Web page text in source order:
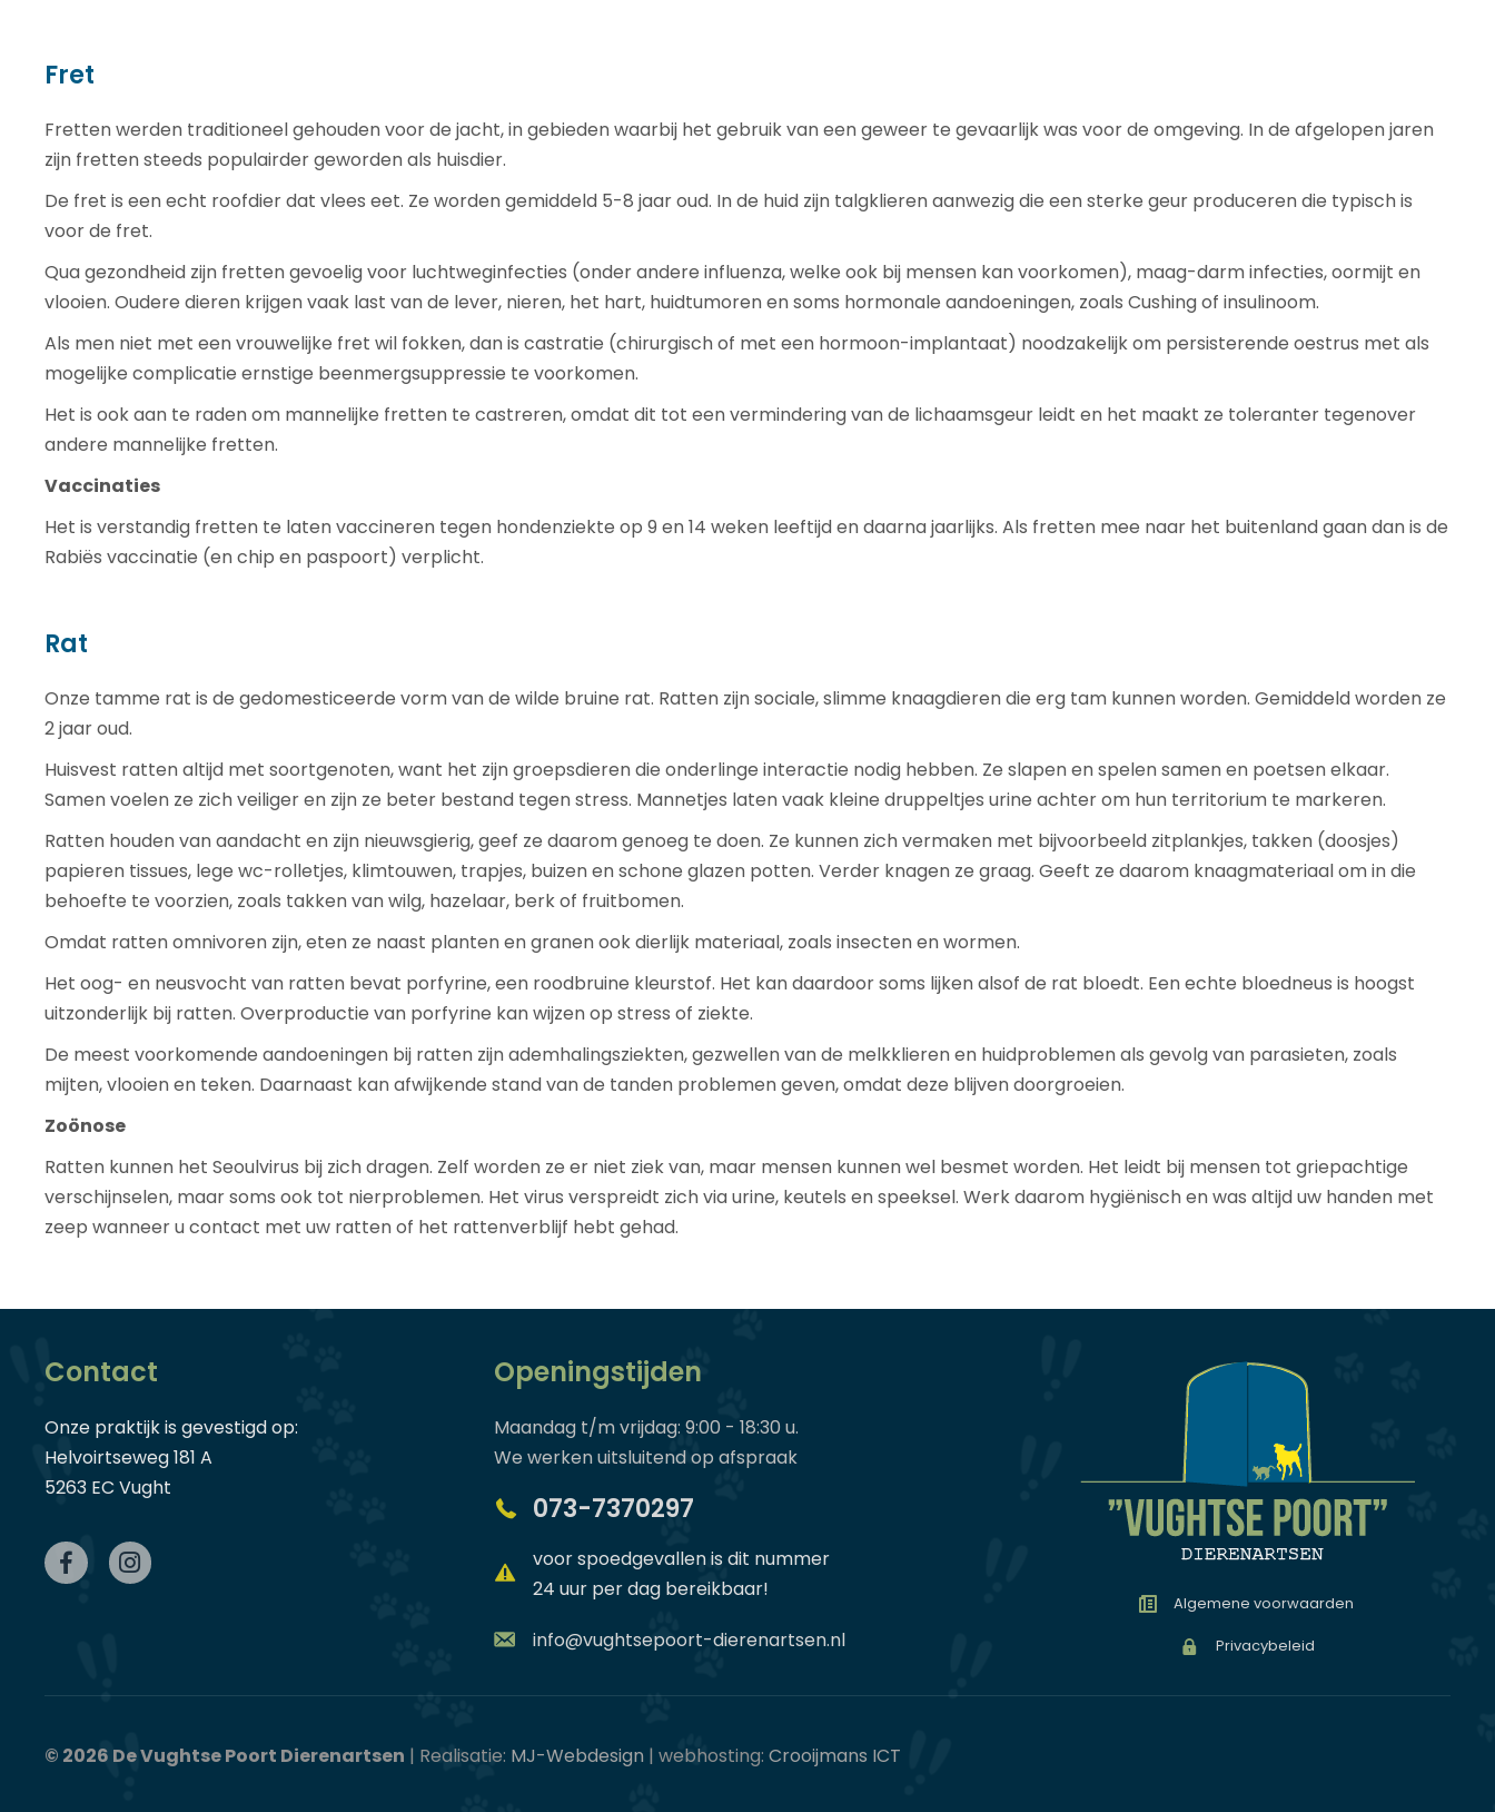
Fret
Fretten werden traditioneel gehouden voor de jacht, in gebieden waarbij het gebruik van een geweer te gevaarlijk was voor de omgeving. In de afgelopen jaren
zijn fretten steeds populairder geworden als huisdier.
De fret is een echt roofdier dat vlees eet. Ze worden gemiddeld 5-8 jaar oud. In de huid zijn talgklieren aanwezig die een sterke geur produceren die typisch is
voor de fret.
Qua gezondheid zijn fretten gevoelig voor luchtweginfecties (onder andere influenza, welke ook bij mensen kan voorkomen), maag-darm infecties, oormijt en
vlooien. Oudere dieren krijgen vaak last van de lever, nieren, het hart, huidtumoren en soms hormonale aandoeningen, zoals Cushing of insulinoom.
Als men niet met een vrouwelijke fret wil fokken, dan is castratie (chirurgisch of met een hormoon-implantaat) noodzakelijk om persisterende oestrus met als
mogelijke complicatie ernstige beenmergsuppressie te voorkomen.
Het is ook aan te raden om mannelijke fretten te castreren, omdat dit tot een vermindering van de lichaamsgeur leidt en het maakt ze toleranter tegenover
andere mannelijke fretten.
Vaccinaties
Het is verstandig fretten te laten vaccineren tegen hondenziekte op 9 en 14 weken leeftijd en daarna jaarlijks. Als fretten mee naar het buitenland gaan dan is de
Rabiës vaccinatie (en chip en paspoort) verplicht.
Rat
Onze tamme rat is de gedomesticeerde vorm van de wilde bruine rat. Ratten zijn sociale, slimme knaagdieren die erg tam kunnen worden. Gemiddeld worden ze
2 jaar oud.
Huisvest ratten altijd met soortgenoten, want het zijn groepsdieren die onderlinge interactie nodig hebben. Ze slapen en spelen samen en poetsen elkaar.
Samen voelen ze zich veiliger en zijn ze beter bestand tegen stress. Mannetjes laten vaak kleine druppeltjes urine achter om hun territorium te markeren.
Ratten houden van aandacht en zijn nieuwsgierig, geef ze daarom genoeg te doen. Ze kunnen zich vermaken met bijvoorbeeld zitplankjes, takken (doosjes)
papieren tissues, lege wc-rolletjes, klimtouwen, trapjes, buizen en schone glazen potten. Verder knagen ze graag. Geeft ze daarom knaagmateriaal om in die
behoefte te voorzien, zoals takken van wilg, hazelaar, berk of fruitbomen.
Omdat ratten omnivoren zijn, eten ze naast planten en granen ook dierlijk materiaal, zoals insecten en wormen.
Het oog- en neusvocht van ratten bevat porfyrine, een roodbruine kleurstof. Het kan daardoor soms lijken alsof de rat bloedt. Een echte bloedneus is hoogst
uitzonderlijk bij ratten. Overproductie van porfyrine kan wijzen op stress of ziekte.
De meest voorkomende aandoeningen bij ratten zijn ademhalingsziekten, gezwellen van de melkklieren en huidproblemen als gevolg van parasieten, zoals
mijten, vlooien en teken. Daarnaast kan afwijkende stand van de tanden problemen geven, omdat deze blijven doorgroeien.
Zoönose
Ratten kunnen het Seoulvirus bij zich dragen. Zelf worden ze er niet ziek van, maar mensen kunnen wel besmet worden. Het leidt bij mensen tot griepachtige
verschijnselen, maar soms ook tot nierproblemen. Het virus verspreidt zich via urine, keutels en speeksel. Werk daarom hygiënisch en was altijd uw handen met
zeep wanneer u contact met uw ratten of het rattenverblijf hebt gehad.
Contact
Onze praktijk is gevestigd op:
Helvoirtseweg 181 A
5263 EC Vught
Openingstijden
Maandag t/m vrijdag: 9:00 - 18:30 u.
We werken uitsluitend op afspraak
073-7370297
voor spoedgevallen is dit nummer
24 uur per dag bereikbaar!
info@vughtsepoort-dierenartsen.nl
Algemene voorwaarden
Privacybeleid
© 2026 De Vughtse Poort Dierenartsen | Realisatie: MJ-Webdesign | webhosting: Crooijmans ICT